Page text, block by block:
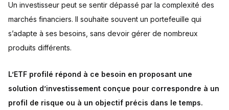
Un investisseur peut se sentir dépassé par la complexité des
marchés financiers. Il souhaite souvent un portefeuille qui
s’adapte à ses besoins, sans devoir gérer de nombreux
produits différents.
L’ETF profilé répond à ce besoin en proposant une
solution d’investissement conçue pour correspondre à un
profil de risque ou à un objectif précis dans le temps.